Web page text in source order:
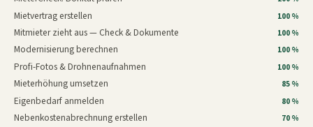
Mietvertrag erstellen 100 %
Mitmieter zieht aus — Check & Dokumente 100 %
Modernisierung berechnen 100 %
Profi-Fotos & Drohnenaufnahmen 100 %
Mieterhöhung umsetzen 85 %
Eigenbedarf anmelden 80 %
Nebenkostenabrechnung erstellen 70 %